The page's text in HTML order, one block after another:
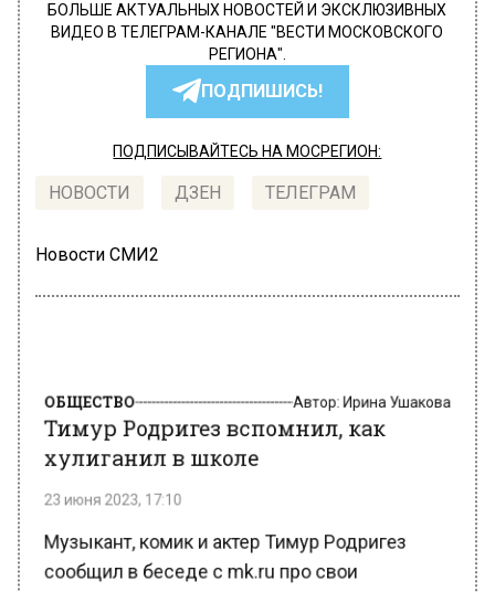
БОЛЬШЕ АКТУАЛЬНЫХ НОВОСТЕЙ И ЭКСКЛЮЗИВНЫХ
ВИДЕО В ТЕЛЕГРАМ-КАНАЛЕ "ВЕСТИ МОСКОВСКОГО
РЕГИОНА".
ПОДПИШИСЬ!
ПОДПИСЫВАЙТЕСЬ НА МОСРЕГИОН:
НОВОСТИ ДЗЕН ТЕЛЕГРАМ
Новости СМИ2
Тимур Родригез вспомнил, как
хулиганил в школе
23 июня 2023, 17:10
сообщил в беседе с mk.ru про свои
школьные проказы.